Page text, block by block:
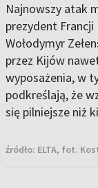
Najnowszy atak
prezydent
Wołodymyr
przez Kijów
wyposażenia, w
podkreślają, że
się pilniejsze niż
źródło: ELTA, fot.